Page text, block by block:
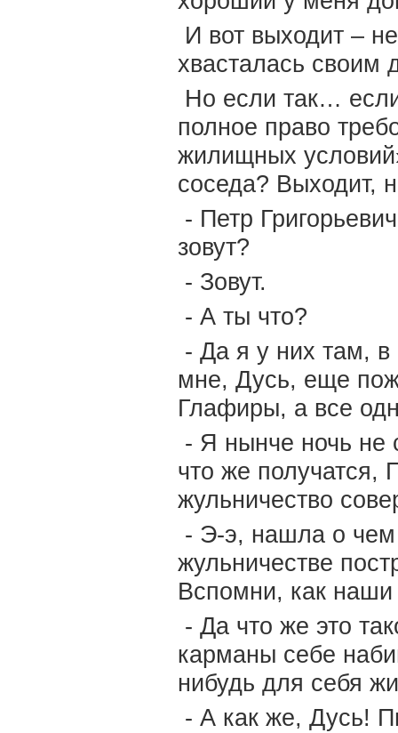
И вот выходит –
хвасталась своим
Но если так…
полное право
жилищных
соседа? Выходит,
- Петр
зовут?
- Зовут.
- А ты что?
- Да я у них там, в
мне, Дусь, еще
Глафиры, а все
- Я нынче ночь не
что же получатся,
жульничество
- Э-э, нашла о чем
жульничестве
Вспомни, как
- Да что же это
карманы себе
нибудь для себя
- А как же, Дусь!